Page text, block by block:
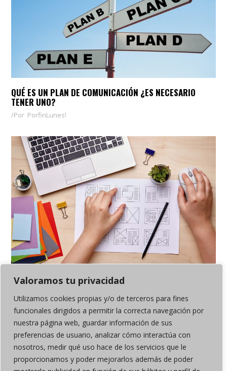
Valoramos tu privacidad
Utilizamos cookies propias y/o de terceros para fines
funcionales dirigidos a permitir la correcta navegación por
nuestra página web, guardar información de sus
preferencias de usuario, analizar cómo interactúa con
nosotros, medir qué uso hace de los servicios que le
proporcionamos y poder mejorarlos además de poder
QUÉ ES UN PLAN DE COMUNICACIÓN ¿ES NECESARIO
TENER UNO?
Por PorfinLunes!
8 TENDENCIAS EN EL DISEÑO EDITORIAL 2021
Por PorfinLunes!